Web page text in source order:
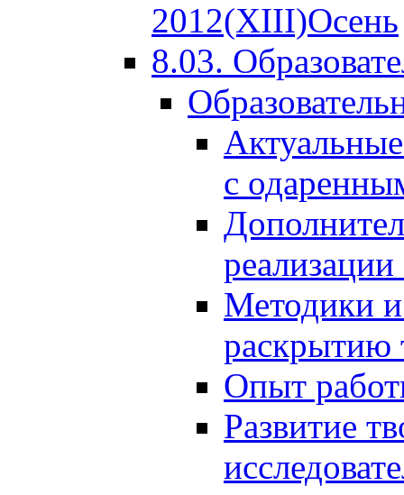
2012(XIII)Осень
8.03.
с
Методики
раскрытию
Опыт
Развитие